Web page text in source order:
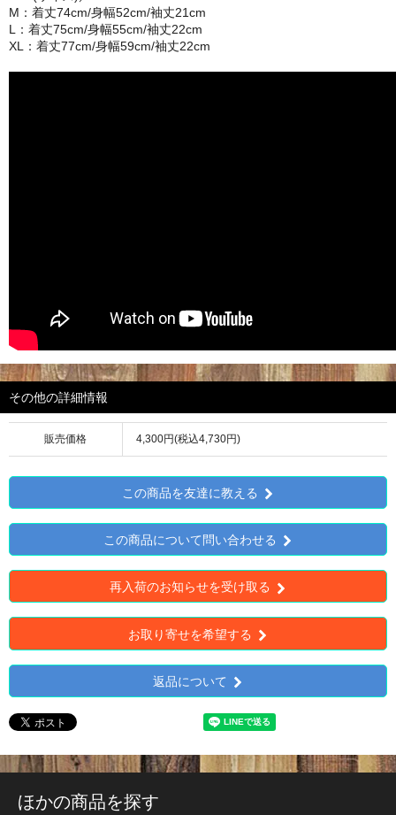
M：着丈74cm/身幅52cm/袖丈21cm
L：着丈75cm/身幅55cm/袖丈22cm
XL：着丈77cm/身幅59cm/袖丈22cm
その他の詳細情報
販売価格 4,300円(税込4,730円)
この商品を友達に教える
この商品について問い合わせる
再入荷のお知らせを受け取る
お取り寄せを希望する
返品について
ほかの商品を探す